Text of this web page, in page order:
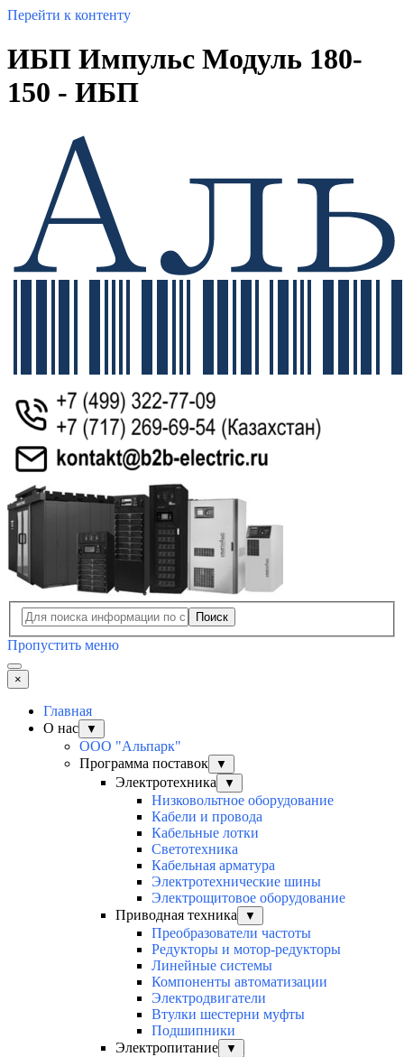
Перейти к контенту
ИБП Импульс Модуль 180-
150 - ИБП
Поиск
Пропустить меню
×
Главная
О нас
▼
ООО "Альпарк"
Программа поставок
▼
Электротехника ▼
Низковольтное оборудование
Кабели и провода
Кабельные лотки
Светотехника
Кабельная арматура
Электротехнические шины
Электрощитовое оборудование
Приводная техника
▼
Преобразователи частоты
Редукторы и мотор-редукторы
Линейные системы
Компоненты автоматизации
Электродвигатели
Втулки шестерни муфты
Подшипники
Электропитание
▼